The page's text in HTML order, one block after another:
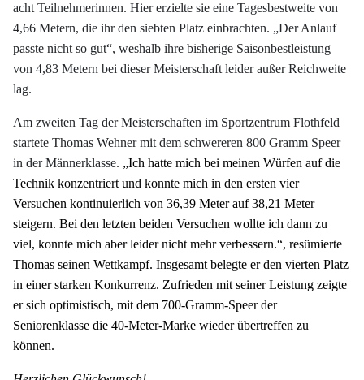
acht Teilnehmerinnen. Hier erzielte sie eine Tagesbestweite von
4,66 Metern, die ihr den siebten Platz einbrachten. „Der Anlauf
passte nicht so gut“, weshalb ihre bisherige Saisonbestleistung
von 4,83 Metern bei dieser Meisterschaft leider außer Reichweite
lag.
Am zweiten Tag der Meisterschaften im Sportzentrum Flothfeld
startete Thomas Wehner mit dem schwereren 800 Gramm Speer
in der Männerklasse. „Ich hatte mich bei meinen Würfen auf die
Technik konzentriert und konnte mich in den ersten vier
Versuchen kontinuierlich von 36,39 Meter auf 38,21 Meter
steigern. Bei den letzten beiden Versuchen wollte ich dann zu
viel, konnte mich aber leider nicht mehr verbessern.“, resümierte
Thomas seinen Wettkampf. Insgesamt belegte er den vierten Platz
in einer starken Konkurrenz. Zufrieden mit seiner Leistung zeigte
er sich optimistisch, mit dem 700-Gramm-Speer der
Seniorenklasse die 40-Meter-Marke wieder übertreffen zu
können.